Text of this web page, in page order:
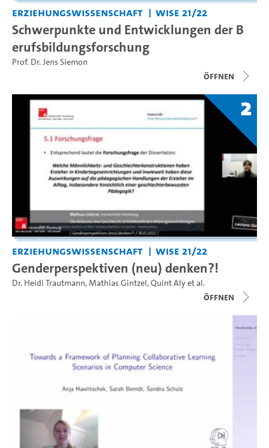
Erziehungswissenschaft WiSe 21/22
Schwerpunkte und Entwicklungen der B
erufsbildungsforschung
Prof. Dr. Jens Siemon
Öffnen
2
Erziehungswissenschaft WiSe 21/22
Genderperspektiven (neu) denken?!
Dr. Heidi Trautmann,Mathias Gintzel,Quint Alyet al.
Öffnen